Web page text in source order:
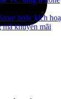
hoặc kích
mã khuyến mãi